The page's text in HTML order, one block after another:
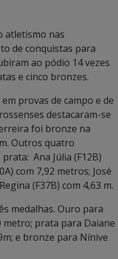
atletismo nas
de conquistas para
ao pódio 14 vezes
e cinco bronzes.
provas de campo e de
destacaram-se
foi bronze na
Outros quatro
Ana Júlia (F12B)
com 7,92 metros; José
(F37B) com 4,63 m.
medalhas. Ouro para
metro; prata para Daiane
e bronze para Nínive